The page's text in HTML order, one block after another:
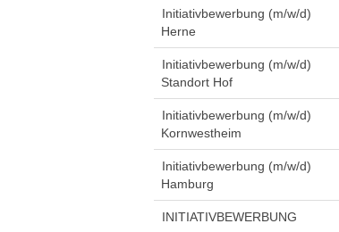
Initiativbewerbung (m/w/d)
Herne
Initiativbewerbung (m/w/d)
Standort Hof
Initiativbewerbung (m/w/d)
Kornwestheim
Initiativbewerbung (m/w/d)
Hamburg
INITIATIVBEWERBUNG